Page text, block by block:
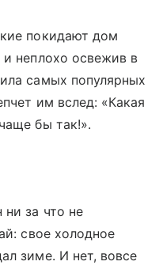
покидают дом
и неплохо освежив в
самых популярных
им вслед: «Какая
бы так!».
за что не
свое холодное
зиме. И нет, вовсе